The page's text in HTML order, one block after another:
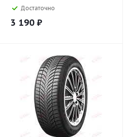
Достаточно
3 190 ₽